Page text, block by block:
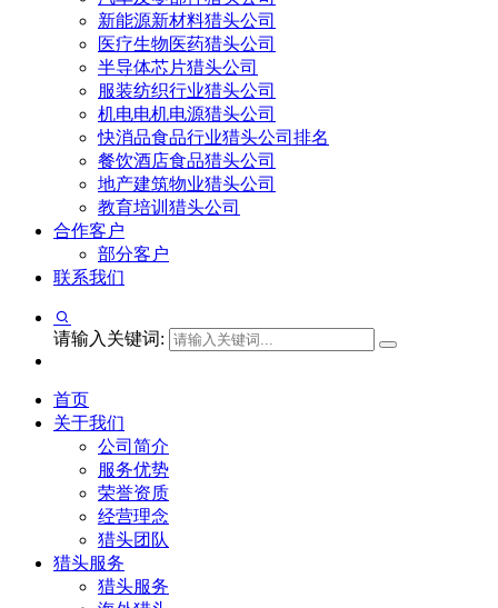
新能源新材料猎头公司
医疗生物医药猎头公司
半导体芯片猎头公司
服装纺织行业猎头公司
机电电机电源猎头公司
快消品食品行业猎头公司排名
餐饮酒店食品猎头公司
地产建筑物业猎头公司
教育培训猎头公司
合作客户
部分客户
联系我们
请输入关键词:
首页
关于我们
公司简介
服务优势
荣誉资质
经营理念
猎头团队
猎头服务
猎头服务